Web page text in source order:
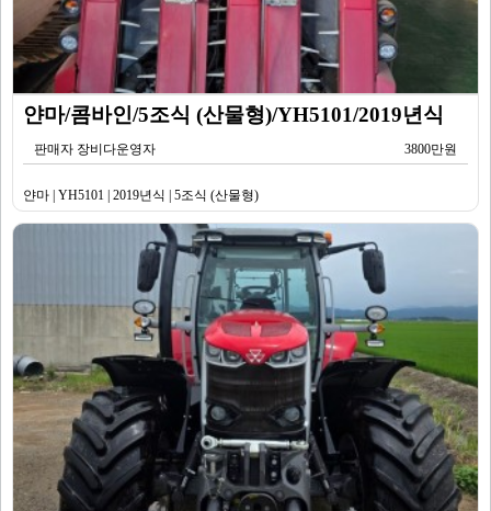
얀마/콤바인/5조식 (산물형)/YH5101/2019년식
판매자 장비다운영자 3800만원
얀마 | YH5101 | 2019년식 | 5조식 (산물형)